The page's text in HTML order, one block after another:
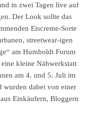
in zwei Tagen live auf
Der Look sollte das
Eiscreme-Sorte
streetwear-igen
am Humboldt Forum
kleine Nähwerkstatt
am 4. und 5. Juli im
wurden dabei von einer
Einkäufern, Bloggern